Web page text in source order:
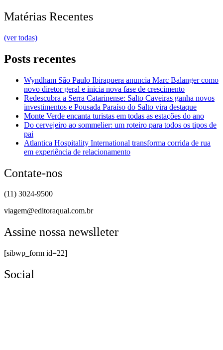
Matérias Recentes
(ver todas)
Posts recentes
Wyndham São Paulo Ibirapuera anuncia Marc Balanger como
novo diretor geral e inicia nova fase de crescimento
Redescubra a Serra Catarinense: Salto Caveiras ganha novos
investimentos e Pousada Paraíso do Salto vira destaque
Monte Verde encanta turistas em todas as estações do ano
Do cervejeiro ao sommelier: um roteiro para todos os tipos de
pai
Atlantica Hospitality International transforma corrida de rua
em experiência de relacionamento
Contate-nos
(11) 3024-9500
viagem@editoraqual.com.br
Assine nossa newslleter
[sibwp_form id=22]
Social